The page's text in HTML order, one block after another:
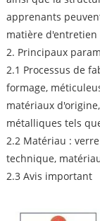
apprenants
matière d'entretien
2. Principaux
2.1 Processus de
formage,
matériaux
métalliques tels
2.2 Matériau :
technique,
2.3 Avis important